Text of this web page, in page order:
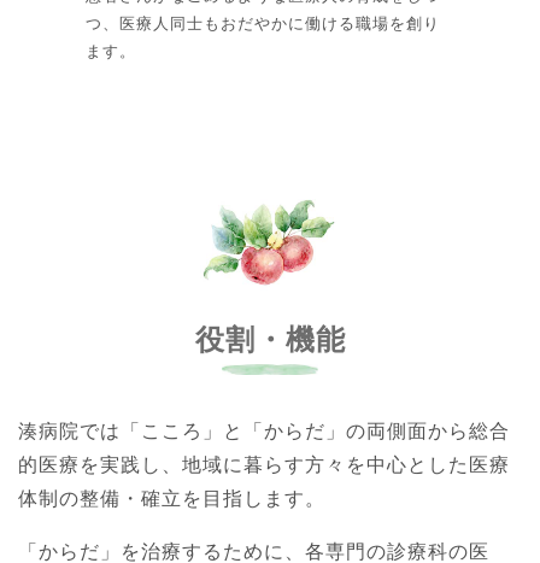
つ、医療人同士もおだやかに働ける職場を創り
ます。
役割・機能
湊病院では「こころ」と「からだ」の両側面から総合
的医療を実践し、地域に暮らす方々を中心とした医療
体制の整備・確立を目指します。
「からだ」を治療するために、各専門の診療科の医